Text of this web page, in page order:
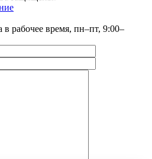
в рабочее время, пн–пт, 9:00–